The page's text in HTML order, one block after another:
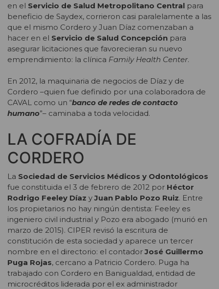
en el Servicio de Salud Metropolitano Central para
beneficio de Saydex, corrieron casi paralelamente a las
que el mismo Cordero y Juan Díaz comenzaban a
hacer en el Servicio de Salud Concepción para
asegurar licitaciones que favorecieran su nuevo
emprendimiento: la clínica Family Health Center.
En 2012, la maquinaria de negocios de Díaz y de
Cordero –quien fue definido por una colaboradora de
CAVAL como un “banco de redes de contacto
humano”– caminaba a toda velocidad.
LA COFRADÍA DE
CORDERO
La Sociedad de Servicios Médicos y Odontológicos
fue constituida el 3 de febrero de 2012 por Héctor
Rodrigo Feeley Díaz yJuan Pablo Pozo Ruiz. Entre
los propietarios no hay ningún dentista: Feeley es
ingeniero civil industrial y Pozo era abogado (murió en
marzo de 2015). CIPER revisó la escritura de
constitución de esta sociedad y aparece un tercer
nombre en el directorio: el contadorJosé Guillermo
Puga Rojas, cercano a Patricio Cordero. Puga ha
trabajado con Cordero en Banigualdad, entidad de
microcréditos liderada por el ex administrador